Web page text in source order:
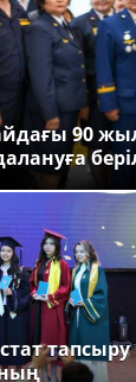
90
тапсыру